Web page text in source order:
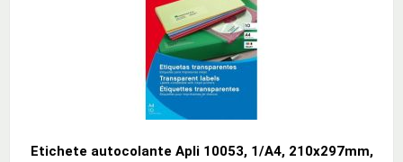
Etichete autocolante Apli 10053, 1/A4, 210x297mm,